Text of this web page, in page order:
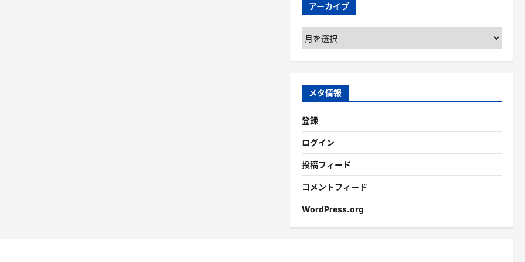
アーカイブ
ア
ー
カ
ブ
メタ情報
登録
ログイン
投稿フィード
コメントフィード
WordPress.org